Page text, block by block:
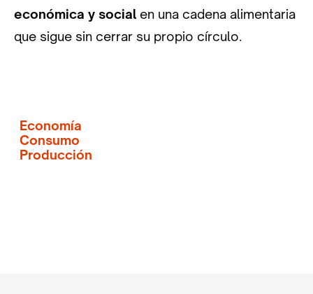
económica y social en una cadena alimentaria
que sigue sin cerrar su propio círculo.
Economía
Consumo
Producción